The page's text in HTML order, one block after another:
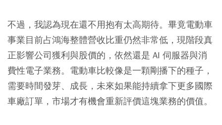
不過，我認為現在還不用抱有太高期待。畢竟電動車
事業目前占鴻海整體營收比重仍然非常低，現階段真
正影響公司獲利與股價的，依然還是 AI 伺服器與消
費性電子業務。電動車比較像是一顆剛播下的種子，
需要時間發芽、成長，未來如果能持續拿下更多國際
車廠訂單，市場才有機會重新評價這塊業務的價值。